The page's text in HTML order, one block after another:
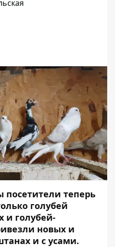
посетители теперь
голубей
и голубей-
новых и
и с усами.